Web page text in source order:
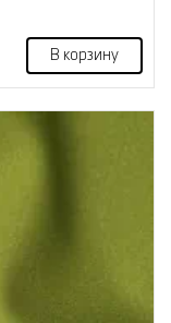
В корзину